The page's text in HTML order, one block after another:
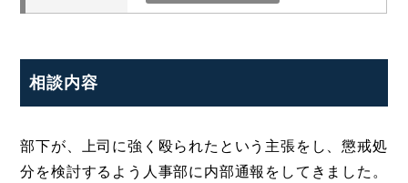
相談内容
部下が、上司に強く殴られたという主張をし、懲戒処
分を検討するよう人事部に内部通報をしてきました。